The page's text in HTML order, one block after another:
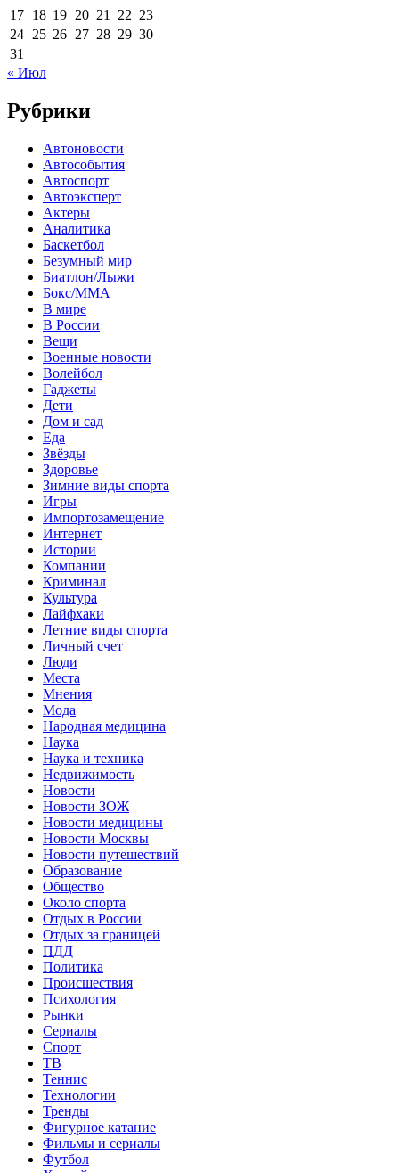
17 18 19 20 21 22 23
24 25 26 27 28 29 30
31
« Июл
Рубрики
Автоновости
Автособытия
Автоспорт
Автоэксперт
Актеры
Аналитика
Баскетбол
Безумный мир
Биатлон/Лыжи
Бокс/MMA
В мире
В России
Вещи
Военные новости
Волейбол
Гаджеты
Дети
Дом и сад
Еда
Звёзды
Здоровье
Зимние виды спорта
Игры
Импортозамещение
Интернет
Истории
Компании
Криминал
Культура
Лайфхаки
Летние виды спорта
Личный счет
Люди
Места
Мнения
Мода
Народная медицина
Наука
Наука и техника
Недвижимость
Новости
Новости ЗОЖ
Новости медицины
Новости Москвы
Новости путешествий
Образование
Общество
Около спорта
Отдых в России
Отдых за границей
ПДД
Политика
Происшествия
Психология
Рынки
Сериалы
Спорт
ТВ
Теннис
Технологии
Тренды
Фигурное катание
Фильмы и сериалы
Футбол